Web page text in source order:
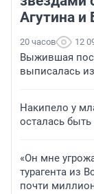
Агутина и
20 часов 12
Выжившая
выписалась
Накипело у
осталась
«Он мне
турагента из
почти